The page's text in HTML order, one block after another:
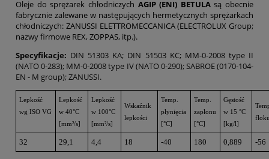
Oleje do sprężarek chłodniczych AGIP (ENI) BETULAsą obecnie
fabrycznie zalewane w następujących hermetycznych sprężarkach
chłodniczych: ZANUSSI ELETTROMECCANICA (ELECTROLUX Group;
nazwy firmowe REX, ZOPPAS, itp.).
Specyfikacje: DIN 51303 KA; DIN 51503 KC; MM-0-2008 type II
(NATO 0-283); MM-0-2008 type IV (NATO 0-290); SABROE (0170-104-
EN - M group); ZANUSSI.
Lepkość
wg ISO VG
Lepkość
w 40°C
[mm²/s]
Lepkość
w 100°C
[mm²/s]
Wskaźnik
lepkości
Temp.
płynięcia
[°C]
Temp.
zapłonu
[°C]
Gęstość
w 15 °C
[kg/l]
32 29,1 4,4 18 -40 180 0,889 -56